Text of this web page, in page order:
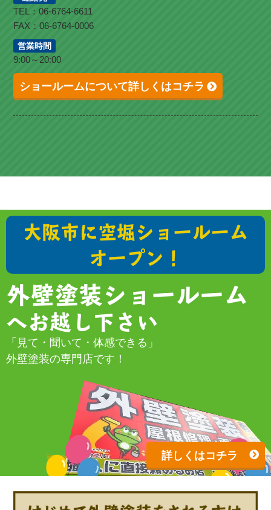
TEL：06-6764-6611
FAX：06-6764-0006
営業時間
9:00～20:00
ショールームについて詳しくはコチラ
大阪市に空堀ショールーム
オープン！
外壁塗装ショールーム
へお越し下さい
「見て・聞いて・体感できる」
外壁塗装の専門店です！
詳しくはコチラ